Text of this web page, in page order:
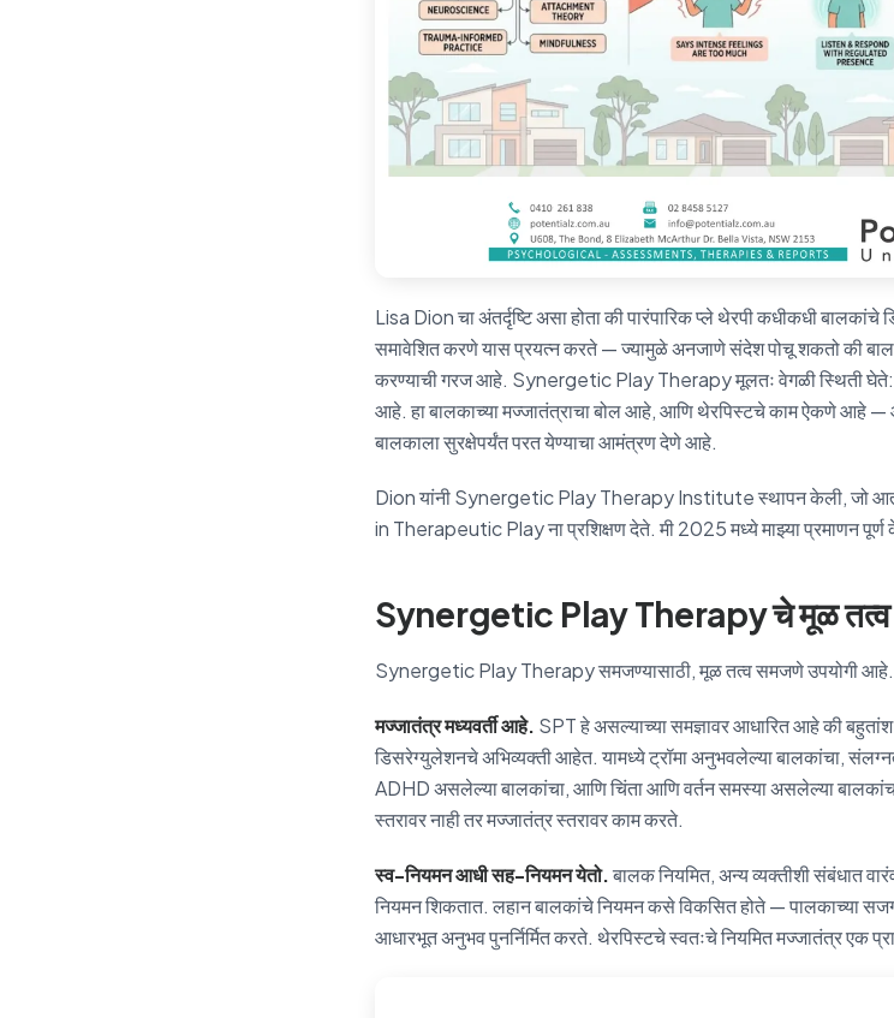
Lisa Dion चा अंतर्दृष्टि असा होता की पारंपारिक प्ले थेरपी कधीकधी बालकांचे
समावेशित करणे यास प्रयत्न करते — ज्यामुळे अनजाणे संदेश पोचू शकतो की
करण्याची गरज आहे. Synergetic Play Therapy मूलतः वेगळी स्थिती घेते:
आहे. हा बालकाच्या मज्जातंत्राचा बोल आहे, आणि थेरपिस्टचे काम ऐकणे आहे —
बालकाला सुरक्षेपर्यंत परत येण्याचा आमंत्रण देणे आहे.
Dion यांनी Synergetic Play Therapy Institute स्थापन केली, जो
in Therapeutic Play ना प्रशिक्षण देते. मी 2025 मध्ये माझ्या प्रमाणन
Synergetic Play Therapy चे मूळ तत्व
Synergetic Play Therapy समजण्यासाठी, मूळ तत्व समजणे उपयोगी आहे.
मज्जातंत्र मध्यवर्ती आहे. SPT हे असल्याच्या समज्ञावर आधारित आहे की
डिसरेग्युलेशनचे अभिव्यक्ती आहेत. यामध्ये ट्रॉमा अनुभवलेल्या बालकांचा,
ADHD असलेल्या बालकांचा, आणि चिंता आणि वर्तन समस्या असलेल्या
स्तरावर नाही तर मज्जातंत्र स्तरावर काम करते.
स्व-नियमन आधी सह-नियमन येतो.बालक नियमित, अन्य व्यक्तीशी संबंधात
नियमन शिकतात. लहान बालकांचे नियमन कसे विकसित होते — पालकाच्या
आधारभूत अनुभव पुनर्निर्मित करते. थेरपिस्टचे स्वतःचे नियमित मज्जातंत्र एक